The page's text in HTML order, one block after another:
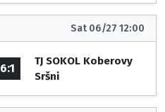
Sat 06/27 12:00
6:1
TJ SOKOL Koberovy
Sršni